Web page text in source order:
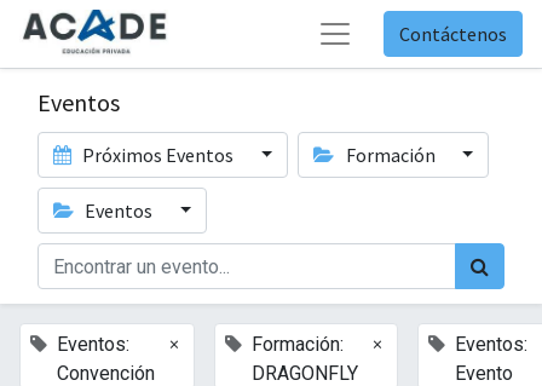
Contáctenos
Eventos
Próximos Eventos Formación
Eventos
Eventos:
Convención
×
Formación:
DRAGONFLY
×
Eventos:
Evento